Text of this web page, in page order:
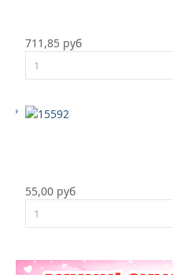
711,85 руб
55,00 руб